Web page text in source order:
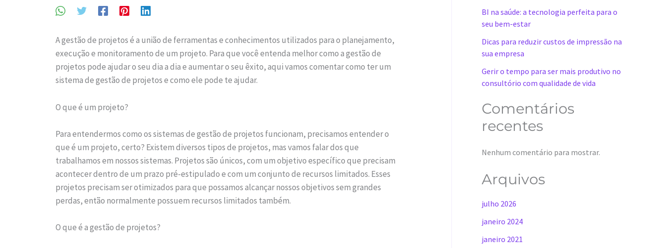
A gestão de projetos é a união de ferramentas e conhecimentos utilizados para o planejamento,
execução e monitoramento de um projeto. Para que você entenda melhor como a gestão de
projetos pode ajudar o seu dia a dia e aumentar o seu êxito, aqui vamos comentar como ter um
sistema de gestão de projetos e como ele pode te ajudar.
O que é um projeto?
Para entendermos como os sistemas de gestão de projetos funcionam, precisamos entender o
que é um projeto, certo? Existem diversos tipos de projetos, mas vamos falar dos que
trabalhamos em nossos sistemas. Projetos são únicos, com um objetivo específico que precisam
acontecer dentro de um prazo pré-estipulado e com um conjunto de recursos limitados. Esses
projetos precisam ser otimizados para que possamos alcançar nossos objetivos sem grandes
perdas, então normalmente possuem recursos limitados também.
O que é a gestão de projetos?
BI na saúde: a tecnologia perfeita para o
seu bem-estar
Dicas para reduzir custos de impressão na
sua empresa
Gerir o tempo para ser mais produtivo no
consultório com qualidade de vida
Comentários
recentes
Nenhum comentário para mostrar.
Arquivos
julho 2026
janeiro 2024
janeiro 2021